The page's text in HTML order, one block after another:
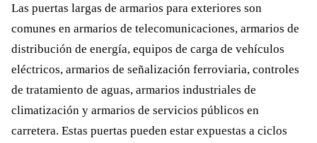
Las puertas largas de armarios para exteriores son
comunes en armarios de telecomunicaciones, armarios de
distribución de energía, equipos de carga de vehículos
eléctricos, armarios de señalización ferroviaria, controles
de tratamiento de aguas, armarios industriales de
climatización y armarios de servicios públicos en
carretera. Estas puertas pueden estar expuestas a ciclos